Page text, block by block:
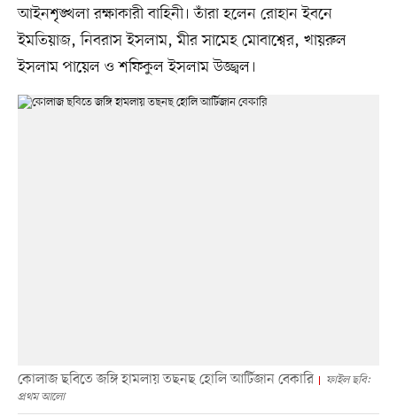
আইনশৃঙ্খলা রক্ষাকারী বাহিনী। তাঁরা হলেন রোহান ইবনে
ইমতিয়াজ, নিবরাস ইসলাম, মীর সামেহ মোবাশ্বের, খায়রুল
ইসলাম পায়েল ও শফিকুল ইসলাম উজ্জ্বল।
কোলাজ ছবিতে জঙ্গি হামলায় তছনছ হোলি আর্টিজান বেকারি
ফাইল ছবি:
প্রথম আলো